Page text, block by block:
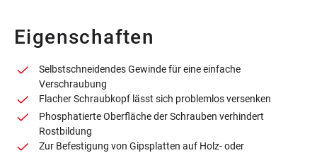
Eigenschaften
Selbstschneidendes Gewinde für eine einfache
Verschraubung
Flacher Schraubkopf lässt sich problemlos versenken
Phosphatierte Oberfläche der Schrauben verhindert
Rostbildung
Zur Befestigung von Gipsplatten auf Holz- oder